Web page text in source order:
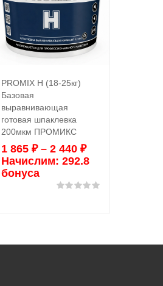
из 5
Выбрать ...
PROMIX H (18-25кг)
Базовая
выравнивающая
готовая шпаклевка
200мкм ПРОМИКС
1 865 ₽– 2 440 ₽
Начислим: 292.8
бонуса